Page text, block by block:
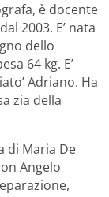
è docente
2003. E’ nata
dello
64 kg. E’
Adriano. Ha
zia della
di Maria De
Angelo